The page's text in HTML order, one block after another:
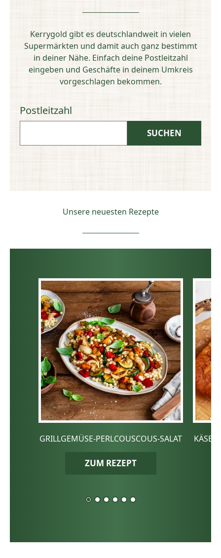
Kerrygold gibt es deutschlandweit in vielen
Supermärkten und damit auch ganz bestimmt
in deiner Nähe. Einfach deine Postleitzahl
eingeben und Geschäfte in deinem Umkreis
vorgeschlagen bekommen.
Postleitzahl
Unsere neuesten Rezepte
GRILLGEMÜSE-PERLCOUSCOUS-SALAT
ZUM REZEPT
KÄSE-